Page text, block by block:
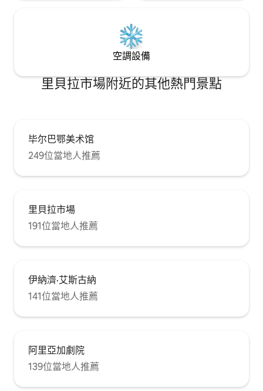
空調設備
里貝拉市場附近的其他熱門景點
毕尔巴鄂美术馆
249位當地人推薦
里貝拉市場
191位當地人推薦
伊納濟·艾斯古納
141位當地人推薦
阿里亞加劇院
139位當地人推薦